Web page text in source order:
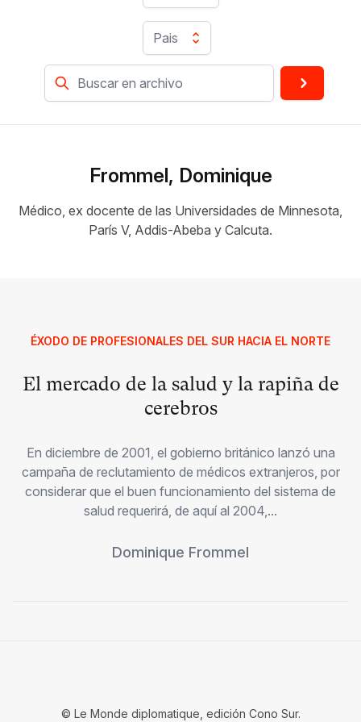
Pais
Frommel, Dominique
Médico, ex docente de las Universidades de Minnesota,
París V, Addis-Abeba y Calcuta.
ÉXODO DE PROFESIONALES DEL SUR HACIA EL NORTE
El mercado de la salud y la rapiña de
cerebros
En diciembre de 2001, el gobierno británico lanzó una
campaña de reclutamiento de médicos extranjeros, por
considerar que el buen funcionamiento del sistema de
salud requerirá, de aquí al 2004,...
Dominique Frommel
© Le Monde diplomatique, edición Cono Sur.